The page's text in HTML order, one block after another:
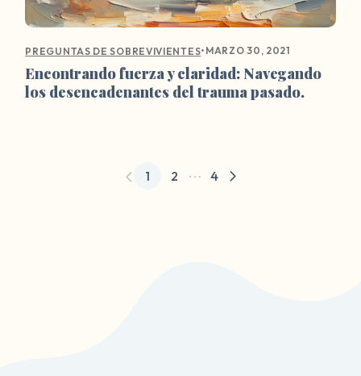
PREGUNTAS DE SOBREVIVIENTES• MARZO 30, 2021
Encontrando fuerza y claridad: Navegando
los desencadenantes del trauma pasado.
1 2 4